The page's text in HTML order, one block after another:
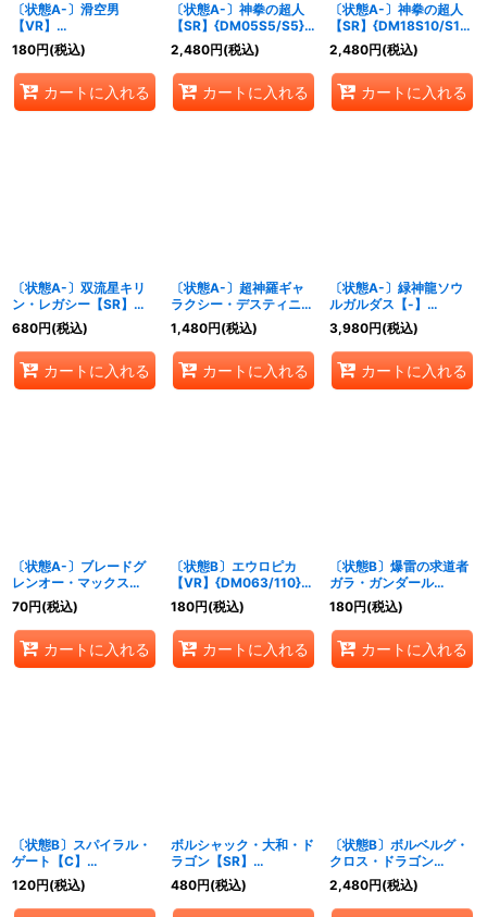
〔状態A-〕滑空男
【VR】
{DMX12b53/???
(H.C.)}《闇》
180円(税込)
カートに入れる
〔状態A-〕神拳の超人
【SR】{DM05S5/S5}
《自然》
2,480円(税込)
カートに入れる
〔状態A-〕神拳の超人
【SR】{DM18S10/S10}
《自然》
2,480円(税込)
カートに入れる
〔状態A-〕双流星キリ
ン・レガシー【SR】
{DMX22-b56/???}
《多》
680円(税込)
カートに入れる
〔状態A-〕超神羅ギャ
ラクシー・デスティニー
【VR】
{DM355/55/Y8}《自
然》
1,480円(税込)
カートに入れる
〔状態A-〕緑神龍ソウ
ルガルダス【-】
{P32/Y3}《自然》
3,980円(税込)
カートに入れる
〔状態A-〕ブレードグ
レンオー・マックス
【VR】{DMX1432/84}
《火》
70円(税込)
カートに入れる
〔状態B〕エウロピカ
【VR】{DM063/110}
《水》
180円(税込)
カートに入れる
〔状態B〕爆雷の求道者
ガラ・ガンダール
【VR】{DM071/55}
《光》
180円(税込)
カートに入れる
〔状態B〕スパイラル・
ゲート【C】
{DM0686/110}《水》
120円(税込)
ボルシャック・大和・ド
ラゴン【SR】
{DMX22b74/???}
《火》
480円(税込)
〔状態B〕ボルベルグ・
クロス・ドラゴン
【SR】{DM14S7/S10}
《火》
2,480円(税込)